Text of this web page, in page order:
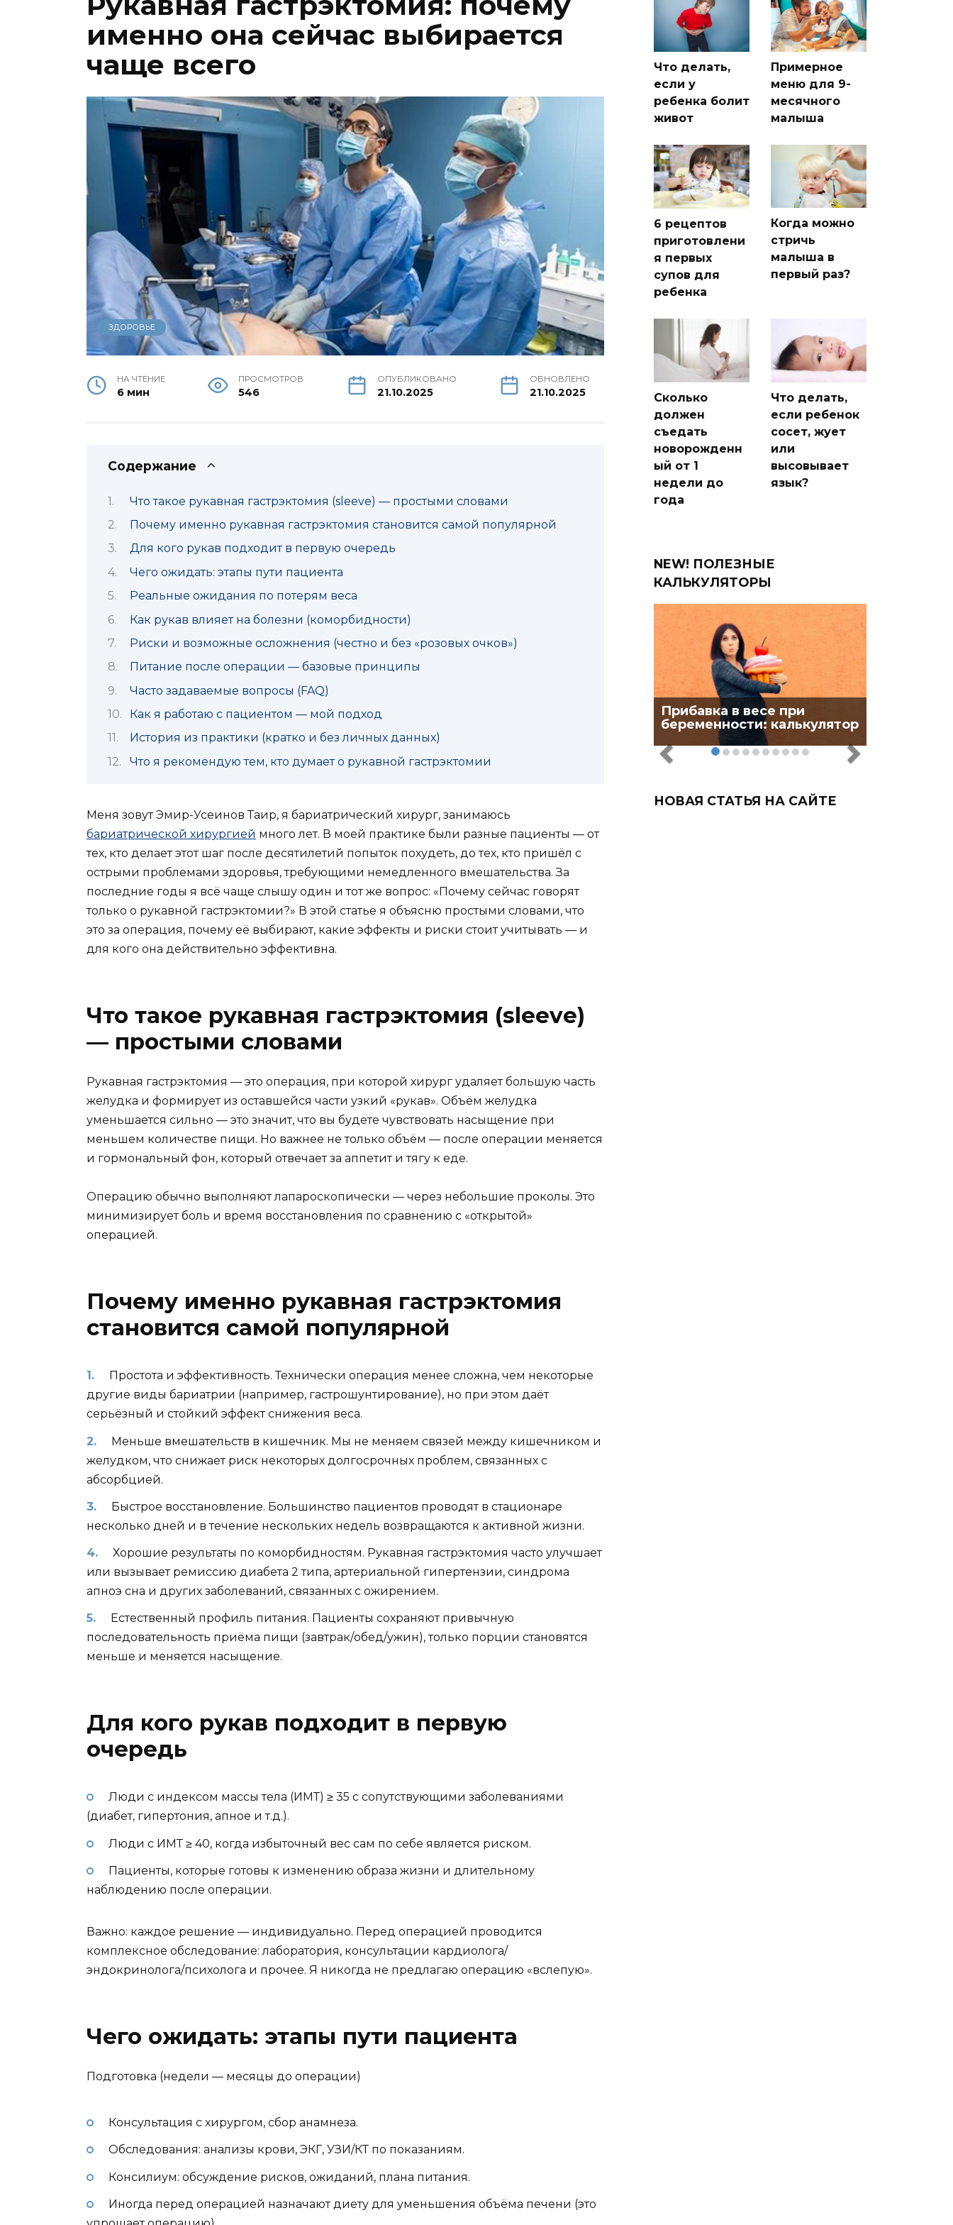
именно она сейчас выбирается
чаще всего
ЗДОРОВЬЕ
НА ЧТЕНИЕ
6 мин
ПРОСМОТРОВ
546
ОПУБЛИКОВАНО
21.10.2025
ОБНОВЛЕНО
21.10.2025
Содержание
Что такое рукавная гастрэктомия (sleeve) — простыми словами
Почему именно рукавная гастрэктомия становится самой популярной
Для кого рукав подходит в первую очередь
Чего ожидать: этапы пути пациента
Реальные ожидания по потерям веса
Как рукав влияет на болезни (коморбидности)
Риски и возможные осложнения (честно и без «розовых очков»)
Питание после операции — базовые принципы
Часто задаваемые вопросы (FAQ)
Как я работаю с пациентом — мой подход
История из практики (кратко и без личных данных)
Что я рекомендую тем, кто думает о рукавной гастрэктомии
Меня зовут Эмир-Усеинов Таир, я бариатрический хирург, занимаюсь
бариатрической хирургией много лет. В моей практике были разные пациенты — от
тех, кто делает этот шаг после десятилетий попыток похудеть, до тех, кто пришёл с
острыми проблемами здоровья, требующими немедленного вмешательства. За
последние годы я всё чаще слышу один и тот же вопрос: «Почему сейчас говорят
только о рукавной гастрэктомии?» В этой статье я объясню простыми словами, что
это за операция, почему её выбирают, какие эффекты и риски стоит учитывать — и
для кого она действительно эффективна.
Что такое рукавная гастрэктомия (sleeve)
— простыми словами
Рукавная гастрэктомия — это операция, при которой хирург удаляет большую часть
желудка и формирует из оставшейся части узкий «рукав». Объём желудка
уменьшается сильно — это значит, что вы будете чувствовать насыщение при
меньшем количестве пищи. Но важнее не только объём — после операции меняется
и гормональный фон, который отвечает за аппетит и тягу к еде.
Операцию обычно выполняют лапароскопически — через небольшие проколы. Это
минимизирует боль и время восстановления по сравнению с «открытой»
операцией.
Почему именно рукавная гастрэктомия
становится самой популярной
Простота и эффективность. Технически операция менее сложна, чем некоторые
другие виды бариатрии (например, гастрошунтирование), но при этом даёт
серьёзный и стойкий эффект снижения веса.
Меньше вмешательств в кишечник. Мы не меняем связей между кишечником и
желудком, что снижает риск некоторых долгосрочных проблем, связанных с
абсорбцией.
Быстрое восстановление. Большинство пациентов проводят в стационаре
несколько дней и в течение нескольких недель возвращаются к активной жизни.
Хорошие результаты по коморбидностям. Рукавная гастрэктомия часто улучшает
или вызывает ремиссию диабета 2 типа, артериальной гипертензии, синдрома
апноэ сна и других заболеваний, связанных с ожирением.
Естественный профиль питания. Пациенты сохраняют привычную
последовательность приёма пищи (завтрак/обед/ужин), только порции становятся
меньше и меняется насыщение.
Для кого рукав подходит в первую
очередь
Люди с индексом массы тела (ИМТ) ≥ 35 с сопутствующими заболеваниями
(диабет, гипертония, апное и т.д.).
Люди с ИМТ ≥ 40, когда избыточный вес сам по себе является риском.
Пациенты, которые готовы к изменению образа жизни и длительному
наблюдению после операции.
Важно: каждое решение — индивидуально. Перед операцией проводится
комплексное обследование: лаборатория, консультации кардиолога/
эндокринолога/психолога и прочее. Я никогда не предлагаю операцию «вслепую».
Чего ожидать: этапы пути пациента
Подготовка (недели — месяцы до операции)
Консультация с хирургом, сбор анамнеза.
Обследования: анализы крови, ЭКГ, УЗИ/КТ по показаниям.
Консилиум: обсуждение рисков, ожиданий, плана питания.
Иногда перед операцией назначают диету для уменьшения объёма печени (это
Что делать,
если у
ребенка болит
живот
Примерное
меню для 9-
месячного
малыша
6 рецептов
приготовлени
я первых
супов для
ребенка
Когда можно
стричь
малыша в
первый раз?
Сколько
должен
съедать
новорожденн
ый от 1
недели до
года
Что делать,
если ребенок
сосет, жует
или
высовывает
язык?
NEW! ПОЛЕЗНЫЕ
КАЛЬКУЛЯТОРЫ
Прибавка в весе при
беременности: калькулятор
НОВАЯ СТАТЬЯ НА САЙТЕ